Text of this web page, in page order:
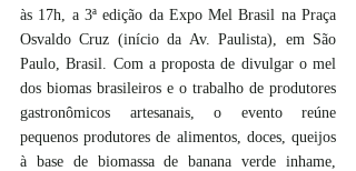
às 17h, a 3ª edição da Expo Mel Brasil na Praça
Osvaldo Cruz (início da Av. Paulista), em São
Paulo, Brasil. Com a proposta de divulgar o mel
dos biomas brasileiros e o trabalho de produtores
gastronômicos artesanais, o evento reúne
pequenos produtores de alimentos, doces, queijos
à base de biomassa de banana verde inhame,